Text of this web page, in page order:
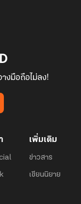
งมือถือไม่ลง!
เพิ่มเติม
ข่าวสาร
เขียนนิยาย